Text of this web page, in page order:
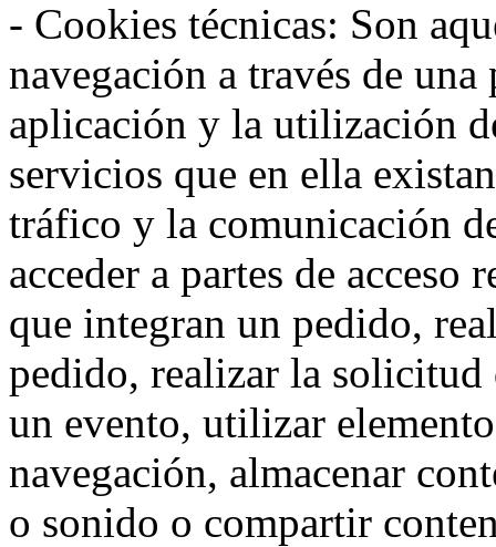
- Cookies técnicas: Son
navegación a través de
aplicación y la utilización
servicios que en ella
tráfico y la comunicación
acceder a partes de
que integran un pedido,
pedido, realizar la
un evento, utilizar
navegación, almacenar
o sonido o compartir